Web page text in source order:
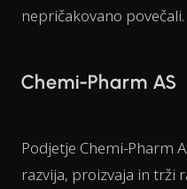
nepričakovano povečali.
Chemi-Pharm AS
Podjetje Chemi-Pharm
razvija, proizvaja in trži